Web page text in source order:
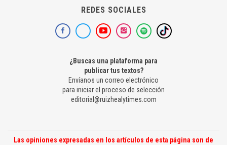
REDES SOCIALES
¿Buscas una plataforma para
publicar tus textos?
Envíanos un correo electrónico
para iniciar el proceso de selección
editorial@ruizhealytimes.com
Las opiniones expresadas en los artículos de esta página son de